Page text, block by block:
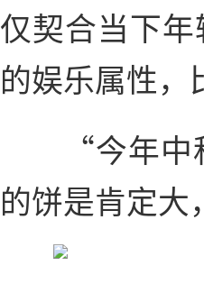
仅契合当下
的娱乐属性
“今年
的饼是肯定